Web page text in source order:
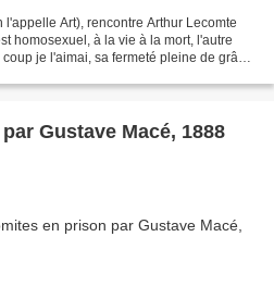
l'appelle Art), rencontre Arthur Lecomte
homosexuel, à la vie à la mort, l'autre
je l'aimai, sa fermeté pleine de grâce
Gustave Macé, 1888